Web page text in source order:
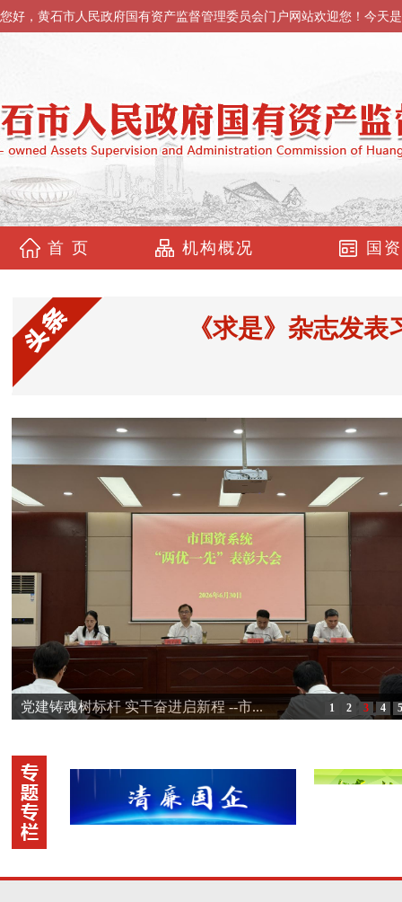
您好，黄石市人民政府国有资产监督管理委员会门户网站欢迎您！今天是
首 页 机构概况 国
《求是》杂志发
1 2 3 4 5
党建铸魂树标杆 实干奋进启新程 --市...